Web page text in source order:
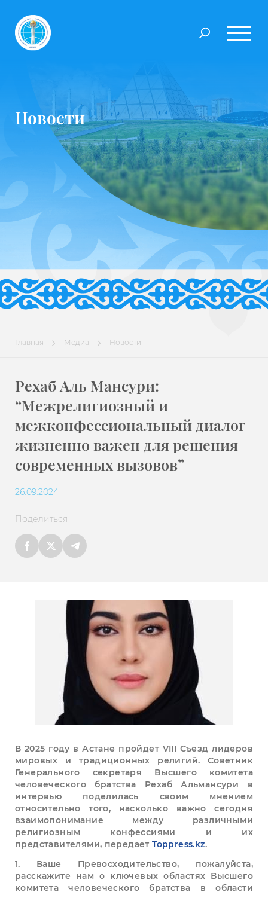
Новости
Главная Медиа Новости
Рехаб Аль Мансури:
“Межрелигиозный и
межконфессиональный диалог
жизненно важен для решения
современных вызовов”
26.09.2024
Поделиться
В 2025 году в Астане пройдет VIII Съезд лидеров
мировых и традиционных религий. Советник
Генерального секретаря Высшего комитета
человеческого братства Рехаб Альмансури в
интервью поделилась своим мнением
относительно того, насколько важно сегодня
взаимопонимание между различными
религиозным конфессиями и их
представителями, передает Toppress.kz.
1. Ваше Превосходительство, пожалуйста,
расскажите нам о ключевых областях Высшего
комитета человеческого братства в области